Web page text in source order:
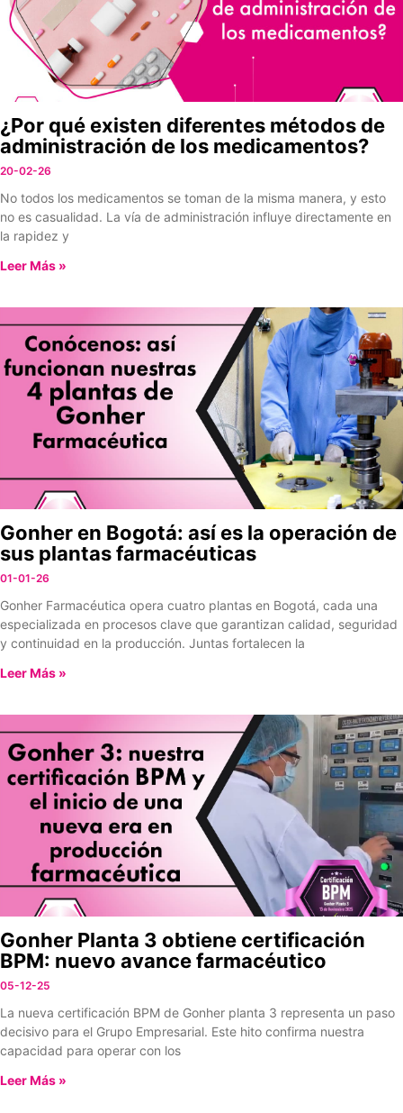
¿Por qué existen diferentes métodos de
administración de los medicamentos?
20-02-26
No todos los medicamentos se toman de la misma manera, y esto
no es casualidad. La vía de administración influye directamente en
la rapidez y
Leer Más »
Gonher en Bogotá: así es la operación de
sus plantas farmacéuticas
01-01-26
Gonher Farmacéutica opera cuatro plantas en Bogotá, cada una
especializada en procesos clave que garantizan calidad, seguridad
y continuidad en la producción. Juntas fortalecen la
Leer Más »
Gonher Planta 3 obtiene certificación
BPM: nuevo avance farmacéutico
05-12-25
La nueva certificación BPM de Gonher planta 3 representa un paso
decisivo para el Grupo Empresarial. Este hito confirma nuestra
capacidad para operar con los
Leer Más »